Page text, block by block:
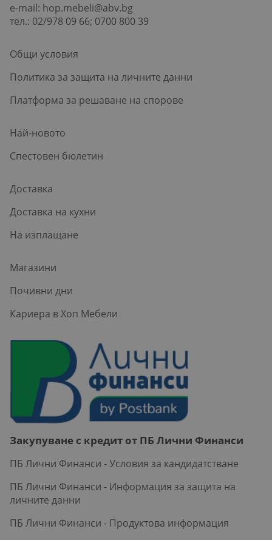
e-mail: hop.mebeli@abv.bg
тел.: 02/978 09 66; 0700 800 39
Общи условия
Политика за защита на личните данни
Платформа за решаване на спорове
Най-новото
Спестовен бюлетин
Доставка
Доставка на кухни
На изплащане
Магазини
Почивни дни
Кариера в Хоп Мебели
Закупуване с кредит от ПБ Лични Финанси
ПБ Лични Финанси - Условия за кандидатстване
ПБ Лични Финанси - Информация за защита на
личните данни
ПБ Лични Финанси - Продуктова информация